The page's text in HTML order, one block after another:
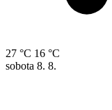
27 °C 16 °C
sobota 8. 8.